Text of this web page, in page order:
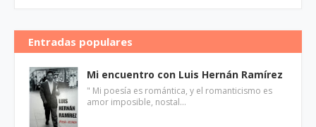
Entradas populares
Mi encuentro con Luis Hernán Ramírez
" Mi poesía es romántica, y el romanticismo es
amor imposible, nostal…